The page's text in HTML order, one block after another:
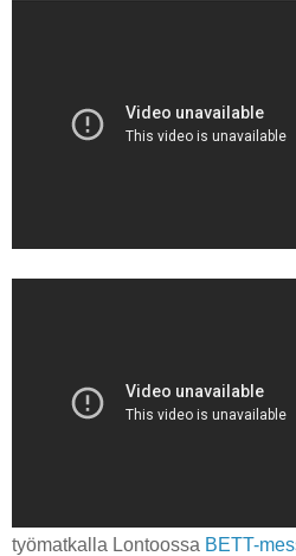
työmatkalla Lontoossa BETT-